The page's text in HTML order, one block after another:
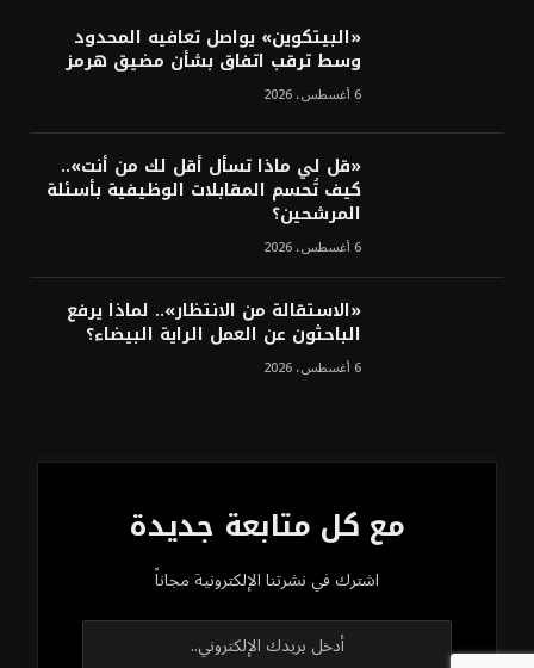
ترقب تطورات الوساطة بشأن الحرب
«البيتكوين» يواصل تعافيه المحدود
وسط ترقب اتفاق بشأن مضيق هرمز
6 أغسطس، 2026
«قل لي ماذا تسأل أقل لك من أنت»..
كيف تُحسم المقابلات الوظيفية بأسئلة
المرشحين؟
6 أغسطس، 2026
«الاستقالة من الانتظار».. لماذا يرفع
الباحثون عن العمل الراية البيضاء؟
6 أغسطس، 2026
مع كل متابعة جديدة
اشترك في نشرتنا الإلكترونية مجاناً